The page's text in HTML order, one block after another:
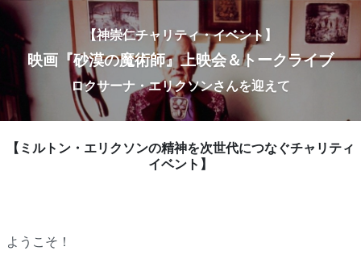
【神崇仁チャリティ・イベント】
映画『砂漠の魔術師』上映会＆トークライブ
ロクサーナ・エリクソンさんを迎えて
【ミルトン・エリクソンの精神を次世代につなぐチャリティ
イベント】
ようこそ！